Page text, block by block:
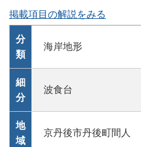
掲載項目の解説をみる
分
類
海岸地形
細
分
波食台
地
域
京丹後市丹後町間人